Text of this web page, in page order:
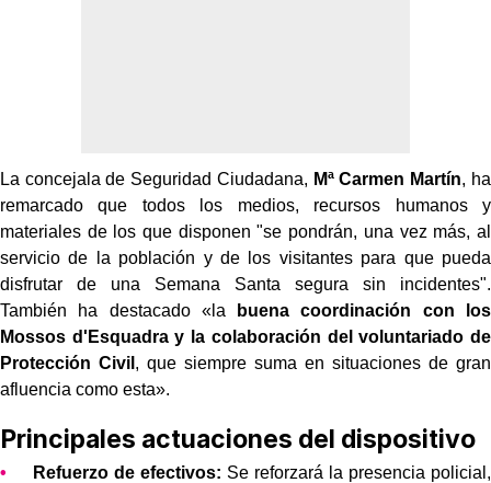
La concejala de Seguridad Ciudadana, Mª Carmen Martín, ha
remarcado que todos los medios, recursos humanos y
materiales de los que disponen "se pondrán, una vez más, al
servicio de la población y de los visitantes para que pueda
disfrutar de una Semana Santa segura sin incidentes".
También ha destacado «la
buena coordinación con los
Mossos d'Esquadra y la colaboración del voluntariado de
Protección Civil , que siempre suma en situaciones de gran
afluencia como esta».
Principales actuaciones del dispositivo
Refuerzo de efectivos: Se reforzará la presencia policial,